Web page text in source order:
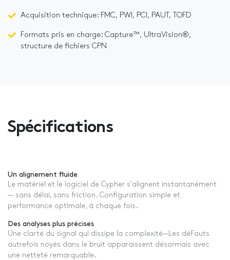
Acquisition technique: FMC, PWI, PCI, PAUT, TOFD
Formats pris en charge: Capture™, UltraVision®,
structure de fichiers CPN
Spécifications
Un alignement fluide
Le matériel et le logiciel de Cypher s'alignent instantanément
— sans délai, sans friction. Configuration simple et
performance optimale, à chaque fois.
Des analyses plus précises
Une clarté du signal qui dissipe la complexité—Les déFauts
autrefois noyés dans le bruit apparaissent désormais avec
une netteté remarquable.